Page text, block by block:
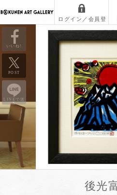
いいね!
POST
LINEで送
る
後光